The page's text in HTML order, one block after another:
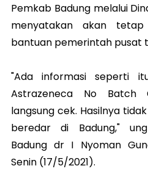
Pemkab Badung melalui
menyatakan akan tetap
bantuan pemerintah pusat
"Ada informasi seperti
Astrazeneca No Batch
langsung cek. Hasilnya
beredar di Badung,"
Badung dr I Nyoman
Senin (17/5/2021).